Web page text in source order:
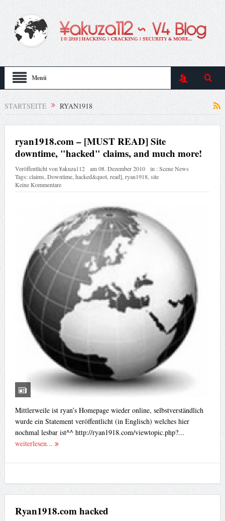
Menü
STARTSEITE RYAN1918
ryan1918.com – [MUST READ] Site
downtime, "hacked" claims, and much more!
Veröffentlicht von¥akuza112 am08. Dezember 2010 in :Scene News
Tags:claims Downtime, hacked&quot, read] ryan1918, site
Keine Kommentare
Mittlerweile ist ryan’s Homepage wieder online, selbstverständlich
wurde ein Statement veröffentlicht (in Englisch) welches hier
nochmal lesbar ist^^ http://ryan1918.com/viewtopic.php?...
weiterlesen...
Ryan1918.com hacked